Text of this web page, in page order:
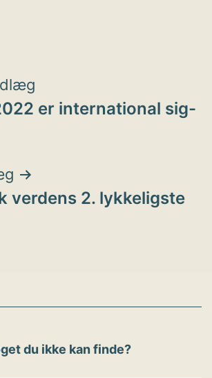
er international sig-
verdens 2. lykkeligste
du ikke kan finde?